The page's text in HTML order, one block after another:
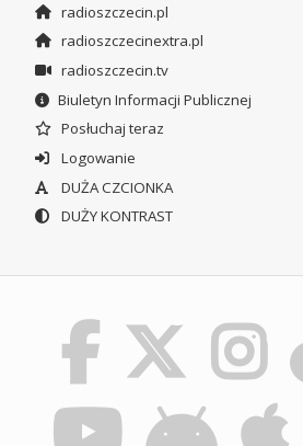
radioszczecin.pl
radioszczecinextra.pl
radioszczecin.tv
Biuletyn Informacji Publicznej
Posłuchaj teraz
Logowanie
DUŻA CZCIONKA
DUŻY KONTRAST